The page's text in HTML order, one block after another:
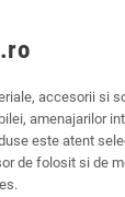
accesorii si
amenajarilor
este atent
de folosit si de